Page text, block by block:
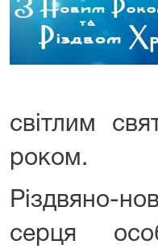
світлим
роком.
Різдвяно-
серця